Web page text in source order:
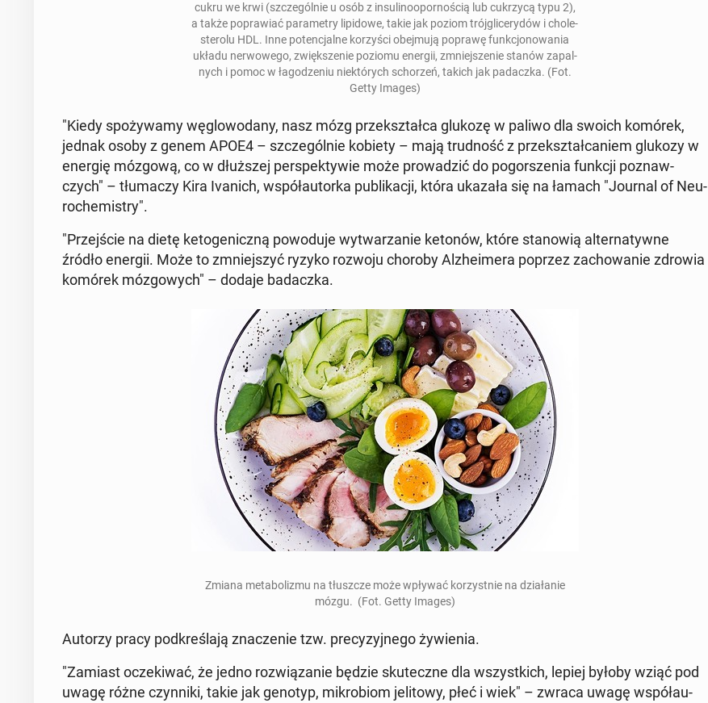
cukru we krwi (szcze­gól­nie u osób z in­su­li­no­opor­no­ścią lub cu­krzy­cą typu 2),
a także po­pra­wiać pa­ra­me­try li­pi­do­we, takie jak poziom trój­gli­ce­ry­dów i cho­le­
ste­ro­lu HDL. Inne po­ten­cjal­ne ko­rzy­ści obej­mu­ją poprawę funk­cjo­no­wa­nia
układu ner­wo­we­go, zwięk­sze­nie poziomu energii, zmniej­sze­nie stanów za­pal­
nych i pomoc w ła­go­dze­niu nie­któ­rych scho­rzeń, takich jak pa­dacz­ka. (Fot.
Getty Images)
"Kiedy spo­ży­wa­my wę­glo­wo­da­ny, nasz mózg prze­kształ­ca glukozę w paliwo dla swoich komórek,
jednak osoby z genem APOE4 – szcze­gól­nie kobiety – mają trud­ność z prze­kształ­ca­niem glukozy w
energię mózgową, co w dłuż­szej per­spek­ty­wie może pro­wa­dzić do po­gor­sze­nia funkcji po­znaw­
czych" – tłu­ma­czy Kira Ivanich, współ­au­tor­ka pu­bli­ka­cji, która ukazała się na łamach "Journal of Neu­
ro­che­mi­stry".
"Przej­ście na dietę ke­to­ge­nicz­ną po­wo­du­je wy­twa­rza­nie ketonów, które sta­no­wią al­ter­na­tyw­ne
źródło energii. Może to zmniej­szyć ryzyko rozwoju choroby Al­zhe­ime­ra poprzez za­cho­wa­nie zdrowia
komórek mó­zgo­wych" – dodaje ba­dacz­ka.
Zmiana me­ta­bo­li­zmu na tłusz­cze może wpływać ko­rzyst­nie na dzia­ła­nie
mózgu. (Fot. Getty Images)
Autorzy pracy pod­kre­śla­ją zna­cze­nie tzw. pre­cy­zyj­ne­go ży­wie­nia.
"Zamiast ocze­ki­wać, że jedno roz­wią­za­nie będzie sku­tecz­ne dla wszyst­kich, lepiej byłoby wziąć pod
uwagę różne czyn­ni­ki, takie jak genotyp, mi­kro­biom je­li­to­wy, płeć i wiek" – zwraca uwagę współ­au­